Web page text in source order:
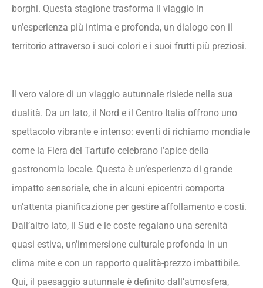
borghi. Questa stagione trasforma il viaggio in
un’esperienza più intima e profonda, un dialogo con il
territorio attraverso i suoi colori e i suoi frutti più preziosi.
Il vero valore di un viaggio autunnale risiede nella sua
dualità. Da un lato, il Nord e il Centro Italia offrono uno
spettacolo vibrante e intenso: eventi di richiamo mondiale
come la Fiera del Tartufo celebrano l’apice della
gastronomia locale. Questa è un’esperienza di grande
impatto sensoriale, che in alcuni epicentri comporta
un’attenta pianificazione per gestire affollamento e costi.
Dall’altro lato, il Sud e le coste regalano una serenità
quasi estiva, un’immersione culturale profonda in un
clima mite e con un rapporto qualità-prezzo imbattibile.
Qui, il paesaggio autunnale è definito dall’atmosfera,